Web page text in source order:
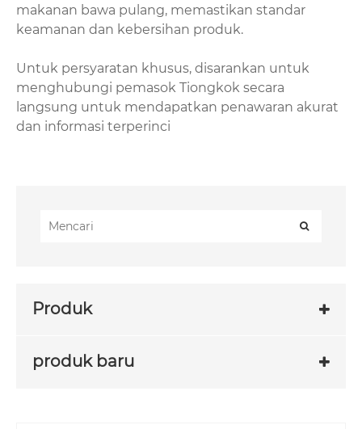
makanan bawa pulang, memastikan standar
keamanan dan kebersihan produk.
Untuk persyaratan khusus, disarankan untuk
menghubungi pemasok Tiongkok secara
langsung untuk mendapatkan penawaran akurat
dan informasi terperinci
Produk
produk baru